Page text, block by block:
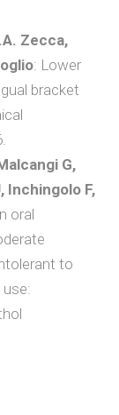
Zecca,
: Lower
bracket
G,
Inchingolo F,
oral
to